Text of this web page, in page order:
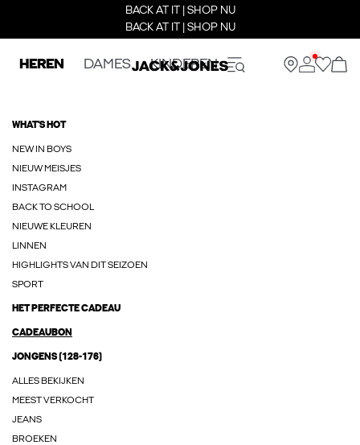
BACK AT IT | SHOP NU
BACK AT IT | SHOP NU
HEREN DAMES KINDEREN
WHAT'S HOT
NEW IN BOYS
NIEUW MEISJES
INSTAGRAM
BACK TO SCHOOL
NIEUWE KLEUREN
LINNEN
HIGHLIGHTS VAN DIT SEIZOEN
SPORT
HET PERFECTE CADEAU
CADEAUBON
JONGENS (128-176)
ALLES BEKIJKEN
MEEST VERKOCHT
JEANS
BROEKEN